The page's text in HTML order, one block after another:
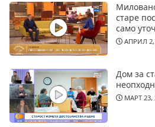
старе
само
АПРИЛ 2,
Дом за
МАРТ 23,